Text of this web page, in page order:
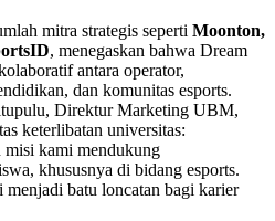
mitra strategis seperti Moonton,
, menegaskan bahwa Dream
antara operator,
dan komunitas esports.
Direktur Marketing UBM,
keterlibatan universitas:
misi kami mendukung
khususnya di bidang esports.
batu loncatan bagi karier